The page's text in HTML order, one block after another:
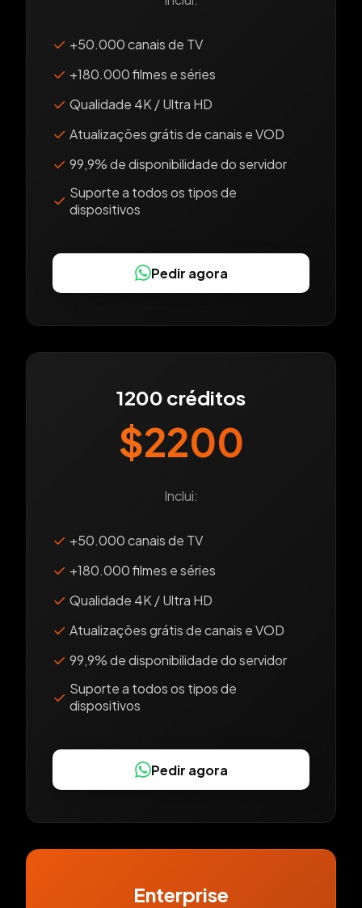
✓ +50.000 canais de TV
✓ +180.000 filmes e séries
✓ Qualidade 4K / Ultra HD
✓ Atualizações grátis de canais e VOD
✓ 99,9% de disponibilidade do servidor
✓ Suporte a todos os tipos de
dispositivos
Pedir agora
1200 créditos
$2200
Inclui:
✓ +50.000 canais de TV
✓ +180.000 filmes e séries
✓ Qualidade 4K / Ultra HD
✓ Atualizações grátis de canais e VOD
✓ 99,9% de disponibilidade do servidor
✓ Suporte a todos os tipos de
dispositivos
Pedir agora
Enterprise